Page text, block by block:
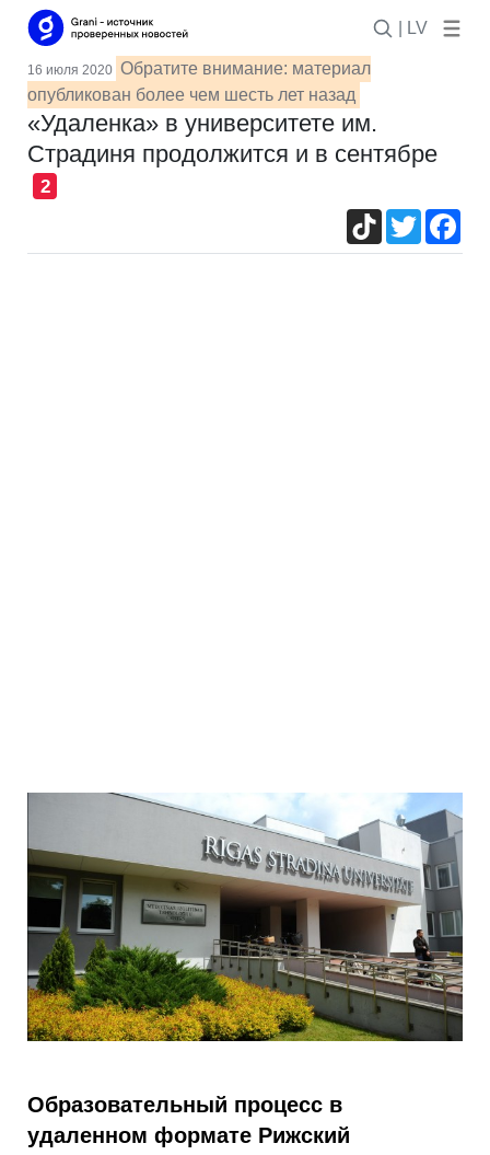
| LV
16 июля 2020 Обратите внимание: материал
опубликован более чем шесть лет назад
«Удаленка» в университете им.
Страдиня продолжится и в сентябре
2
TikTokTwitter
Образовательный процесс в
удаленном формате Рижский